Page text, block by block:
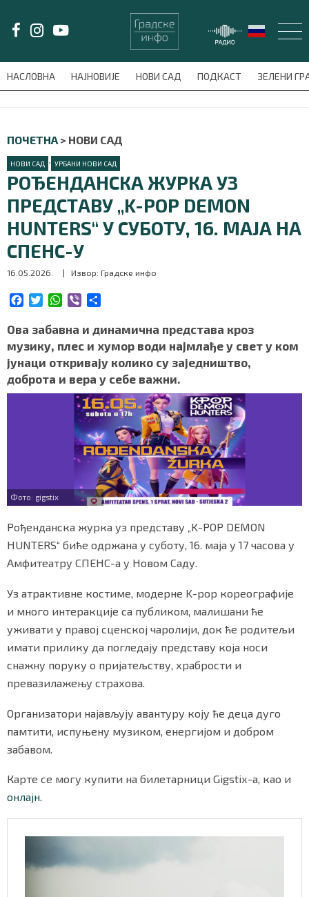
НАСЛОВНА НАЈНОВИЈЕ НОВИ САД ПОДКАСТ ЗЕЛЕНИ
meni'); $this_item = current( wp_filter_object_list(
ПОЧЕТНА > НОВИ САД
НОВИ САД • УРБАНИ НОВИ САД
РОЂЕНДАНСКА ЖУРКА УЗ
ПРЕДСТАВУ „K-POP DEMON
HUNTERS“ У СУБОТУ, 16. МАЈА НА
СПЕНС-У
16.05.2026. | Извор: Градске инфо
c
e
b
o
o
k
i
t
t
e
r
W
a
t
s
A
p
p
b
e
r
a
r
e
Ова забавна и динамична представа кроз
музику, плес и хумор води најмлађе у свет у ком
јунаци откривају колико су заједништво,
доброта и вера у себе важни.
Фото: gigstix
Рођенданска журка уз представу „K-POP DEMON
HUNTERS“ биће одржана у суботу, 16. маја у 17 часова у
Амфитеатру СПЕНС-а у Новом Саду.
Уз атрактивне костиме, модерне K-pop кореографије
и много интеракције са публиком, малишани ће
уживати у правој сценској чаролији, док ће родитељи
имати прилику да погледају представу која носи
снажну поруку о пријатељству, храбрости и
превазилажењу страхова.
Организатори најављују авантуру коју ће деца дуго
памтити, испуњену музиком, енергијом и добром
забавом.
Карте се могу купити на билетарници Gigstix-а, као и
онлајн.
LAT/ЋИР
НАЈНОВИЈЕ
НОВИ САД
ПОДКАСТ
ЗЕЛЕНИ ГРАД
ВИДЕО
СПЕЦИЈАЛИ
БЛОГ
СРБИЈА
ЖИВОТ И СТИЛ
БИЗНИС
redakcija@gradskeinfo.rs
ПРАТИТЕ НАС
ПРЕУЗМИТЕ НАШУ АПЛИКАЦИЈУ